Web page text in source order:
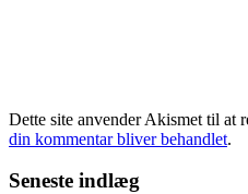
Dette site anvender Akismet til at
din kommentar bliver behandlet.
Seneste indlæg